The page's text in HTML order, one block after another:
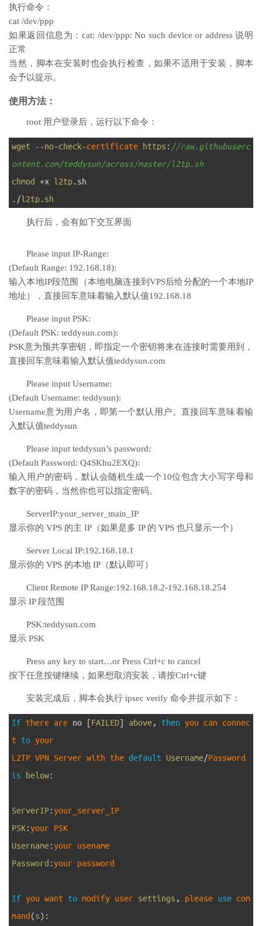
执行命令：
cat /dev/ppp
如果返回信息为：cat: /dev/ppp: No such device or address 说明
正常
当然，脚本在安装时也会执行检查，如果不适用于安装，脚本
会予以提示。
使用方法：
root 用户登录后，运行以下命令：
wget --no-check-certificate https : //raw.githubuserc
ontent.com/teddysun/across/master/l2tp.sh
chmod
+x l2tp. sh
. /l2tp. sh
执行后，会有如下交互界面
Please input IP-Range:
(Default Range: 192.168.18):
输入本地IP段范围（本地电脑连接到VPS后给分配的一个本地IP
地址），直接回车意味着输入默认值192.168.18
Please input PSK:
(Default PSK: teddysun.com):
PSK意为预共享密钥，即指定一个密钥将来在连接时需要用到，
直接回车意味着输入默认值teddysun.com
Please input Username:
(Default Username: teddysun):
Username意为用户名，即第一个默认用户。直接回车意味着输
入默认值teddysun
Please input teddysun’s password:
(Default Password: Q4SKhu2EXQ):
输入用户的密码，默认会随机生成一个10位包含大小写字母和
数字的密码，当然你也可以指定密码。
ServerIP:your_server_main_IP
显示你的 VPS 的主 IP（如果是多 IP 的 VPS 也只显示一个）
Server Local IP:192.168.18.1
显示你的 VPS 的本地 IP（默认即可）
Client Remote IP Range:192.168.18.2-192.168.18.254
显示 IP 段范围
PSK:teddysun.com
显示 PSK
Press any key to start…or Press Ctrl+c to cancel
按下任意按键继续，如果想取消安装，请按Ctrl+c键
安装完成后，脚本会执行 ipsec verify 命令并提示如下：
If there are no [FAILED] above, then you can connec
t to your
L2TP VPN Server with the default Username/
is
below:
ServerIP: your_server_IP
PSK: your PSK
Username: your usename
Password : your password
If you want to modify user settings , please use com
mand(s) :